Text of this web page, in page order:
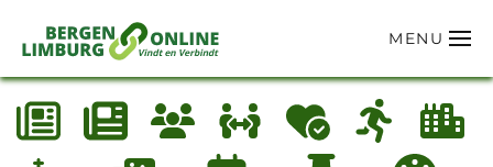
Terug naar hoofdinhoud
MENU